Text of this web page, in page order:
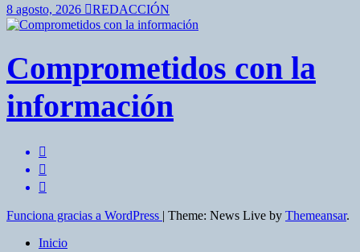
8 agosto, 2026 REDACCIÓN
Comprometidos con la
información
Funciona gracias a WordPress | Theme: News Live by Themeansar.
Inicio